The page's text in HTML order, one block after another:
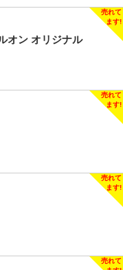
オン オリジナル